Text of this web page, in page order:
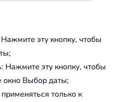
эту кнопку, чтобы
Нажмите эту кнопку, чтобы
окно Выбор даты;
только к